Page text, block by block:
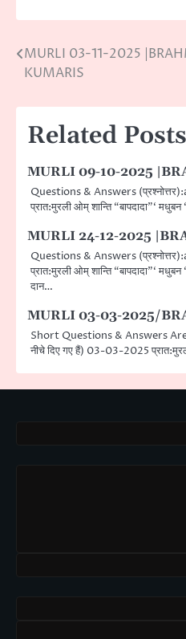
Post
MURLI 03-11-2025
KUMARIS
Related Posts
MURLI 09-10-2025
Questions & Answers
प्रात:मुरली ओम् शान्ति “बापदादा”‘
MURLI 24-12-2025
Questions & Answers
प्रात:मुरली ओम् शान्ति “बापदादा”‘ मधुबन
दान…
MURLI 03-03-2025/
Short Questions & Answers
नीचे दिए गए हैं) 03-03-2025